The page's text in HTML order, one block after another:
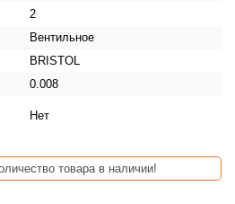
2
Вентильное
BRISTOL
0.008
Нет
товара в наличии!